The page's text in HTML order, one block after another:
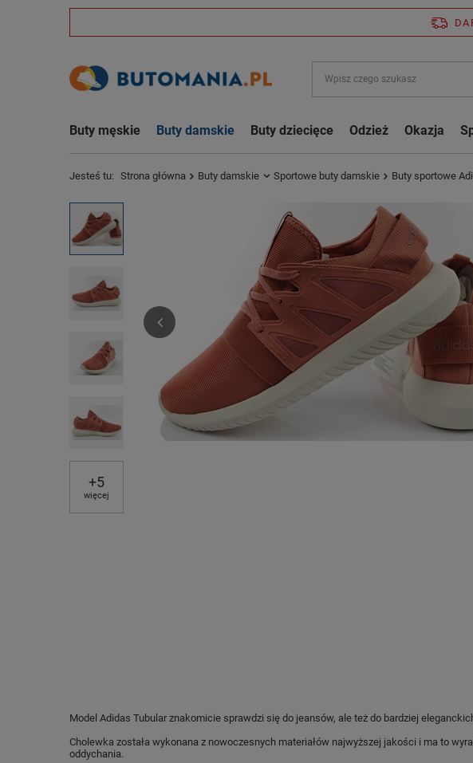
Buty męskie Buty damskie Buty dziecięce Odzież Okazja
Jesteś tu: Strona główna Buty damskie Sportowe buty damskie Buty sportowe
+5
więcej
Model Adidas Tubular znakomicie sprawdzi się do jeansów, ale też do bardziej
Cholewka została wykonana z nowoczesnych materiałów najwyższej jakości i ma to
oddychania.